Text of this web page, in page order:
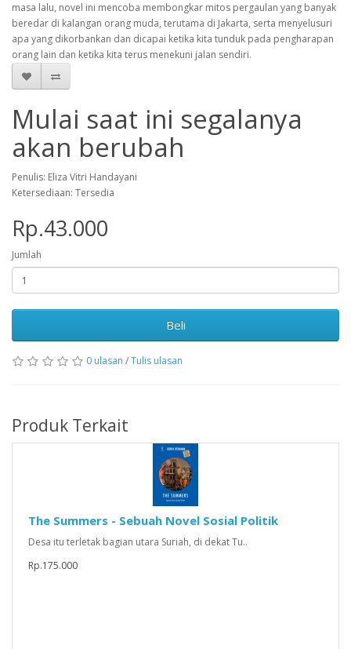
masa lalu, novel ini mencoba membongkar mitos pergaulan yang banyak
beredar di kalangan orang muda, terutama di Jakarta, serta menyelusuri
apa yang dikorbankan dan dicapai ketika kita tunduk pada pengharapan
orang lain dan ketika kita terus menekuni jalan sendiri.
Mulai saat ini segalanya
akan berubah
Penulis: Eliza Vitri Handayani
Ketersediaan: Tersedia
Rp.43.000
Jumlah
Beli
0 ulasan /Tulis ulasan
Produk Terkait
The Summers - Sebuah Novel Sosial Politik
Desa itu terletak bagian utara Suriah, di dekat Tu..
Rp.175.000